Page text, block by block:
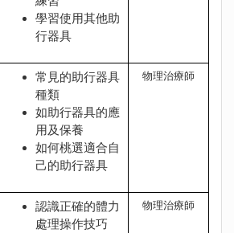
學習使用其他助
行器具
常見的助行器具
種類
如助行器具的應
用及保養
如何桃選適合自
己的助行器具
物理治療師
認識正確的體力
處理操作技巧
物理治療師